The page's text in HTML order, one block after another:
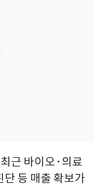
근 바이오·의료
등 매출 확보가